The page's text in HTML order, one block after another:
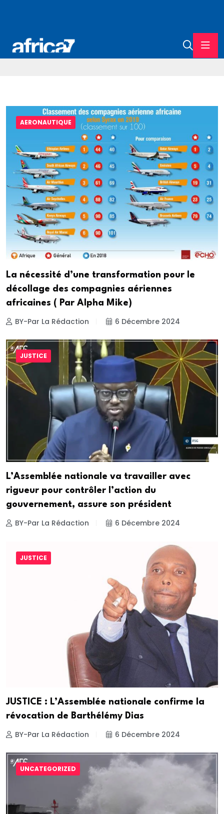
AERONAUTIQUE
La nécessité d’une transformation pour le
décollage des compagnies aériennes
africaines ( Par Alpha Mike)
BY-Par La Rédaction 6 Décembre 2024
JUSTICE
L’Assemblée nationale va travailler avec
rigueur pour contrôler l’action du
gouvernement, assure son président
BY-Par La Rédaction 6 Décembre 2024
JUSTICE
JUSTICE : L’Assemblée nationale confirme la
révocation de Barthélémy Dias
BY-Par La Rédaction 6 Décembre 2024
UNCATEGORIZED